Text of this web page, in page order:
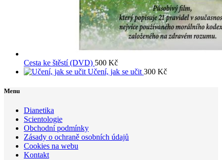
Cesta ke štěstí (DVD) 500 Kč
Učení, jak se učit 300 Kč
Menu
Dianetika
Scientologie
Obchodní podmínky
Zásady o ochraně osobních údajů
Cookies na webu
Kontakt